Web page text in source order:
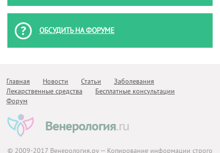
ОБСУДИТЬ НА ФОРУМЕ
Главная Новости Статьи
Заболевания
Лекарственные средства
Бесплатные консультации
Форум
© 2009-2017 Венерология.ру — Копирование информации строго